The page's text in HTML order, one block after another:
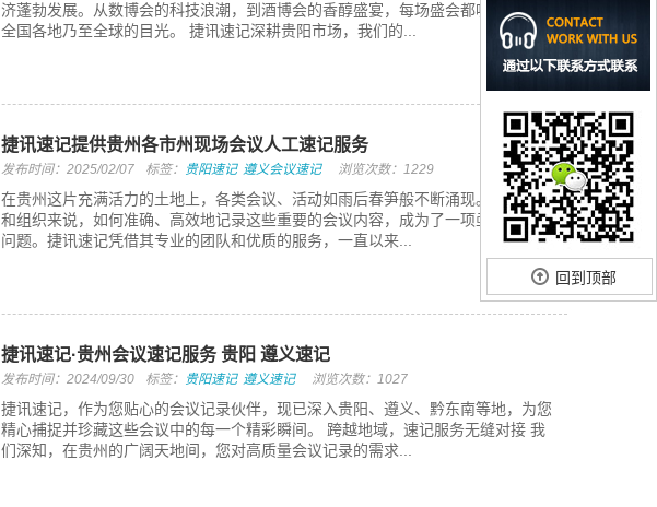
济蓬勃发展。从数博会的科技浪潮，到酒博会的香醇盛宴，每场盛会都吸引着来自
全国各地乃至全球的目光。 捷讯速记深耕贵阳市场，我们的...
捷讯速记提供贵州各市州现场会议人工速记服务
发布时间：2025/02/07 标签： 贵阳速记 遵义会议速记 浏览次数：1229
在贵州这片充满活力的土地上，各类会议、活动如雨后春笋般不断涌现。对于企业
和组织来说，如何准确、高效地记录这些重要的会议内容，成为了一项亟待解决的
问题。捷讯速记凭借其专业的团队和优质的服务，一直以来...
捷讯速记·贵州会议速记服务 贵阳 遵义速记
发布时间：2024/09/30 标签： 贵阳速记 遵义速记 浏览次数：1027
捷讯速记，作为您贴心的会议记录伙伴，现已深入贵阳、遵义、黔东南等地，为您
精心捕捉并珍藏这些会议中的每一个精彩瞬间。 跨越地域，速记服务无缝对接 我
们深知，在贵州的广阔天地间，您对高质量会议记录的需求...
回到顶部